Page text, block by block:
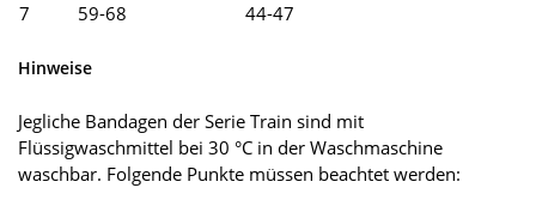
7
59-68 44-47
Hinweise
Jegliche Bandagen der Serie Train sind mit
Flüssigwaschmittel bei 30 °C in der Waschmaschine
waschbar. Folgende Punkte müssen beachtet werden: